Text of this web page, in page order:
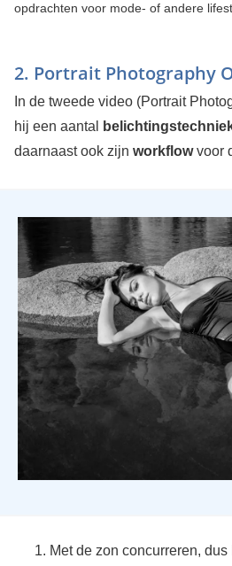
opdrachten voor mode- of andere
2. Portrait Photography
In de tweede video (Portrait
hij een aantal
daarnaast ook zijn workflowvoor
Met de zon concurreren, dus